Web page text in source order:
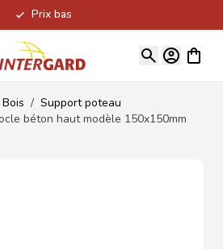
Prix bas
Voir
/ Support poteau
béton haut modèle 150x150mm